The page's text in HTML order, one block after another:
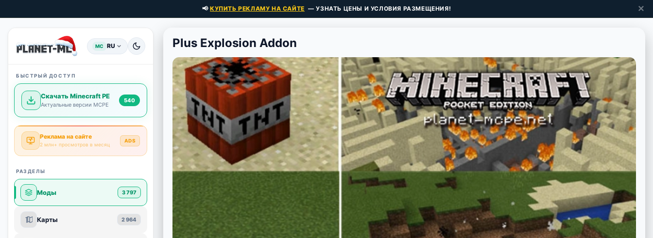
📢КУПИТЬ РЕКЛАМУ НА САЙТЕ — УЗНАТЬ ЦЕНЫ И УСЛОВИЯ РАЗМЕЩЕНИЯ! ✕
MC RU
БЫСТРЫЙ ДОСТУП
Скачать Minecraft PE
Актуальные версии MCPE
540
Реклама на сайте
2 млн+ просмотров в месяц
ADS
РАЗДЕЛЫ
Моды 3 797
Карты 2 964
Plus Explosion Addon